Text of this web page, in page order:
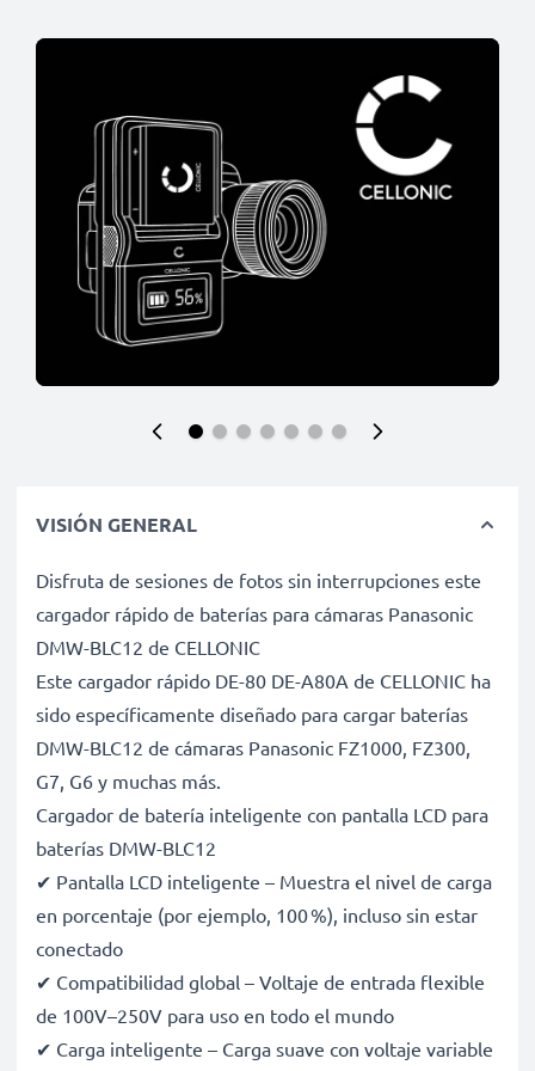
VISIÓN GENERAL
Disfruta de sesiones de fotos sin interrupciones este
cargador rápido de baterías para cámaras Panasonic
DMW-BLC12 de CELLONIC
Este cargador rápido DE-80 DE-A80A de CELLONIC ha
sido específicamente diseñado para cargar baterías
DMW-BLC12 de cámaras Panasonic FZ1000, FZ300,
G7, G6 y muchas más.
Cargador de batería inteligente con pantalla LCD para
baterías DMW-BLC12
✔ Pantalla LCD inteligente – Muestra el nivel de carga
en porcentaje (por ejemplo, 100 %), incluso sin estar
conectado
✔ Compatibilidad global – Voltaje de entrada flexible
de 100V–250V para uso en todo el mundo
✔ Carga inteligente – Carga suave con voltaje variable